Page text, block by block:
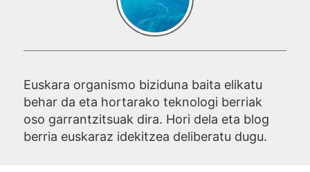
Euskara organismo biziduna baita elikatu
behar da eta hortarako teknologi berriak
oso garrantzitsuak dira. Hori dela eta blog
berria euskaraz idekitzea deliberatu dugu.